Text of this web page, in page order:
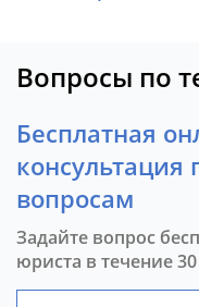
Вопросы по
Бесплатная
вопросам
Задайте вопрос
юриста в течение